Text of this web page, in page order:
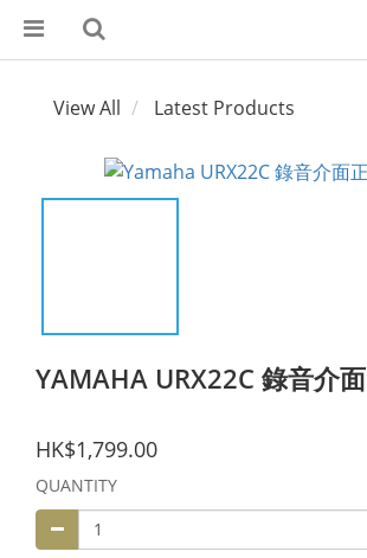
View All Latest Products
YAMAHA URX22C 錄音介面
HK$1,799.00
QUANTITY